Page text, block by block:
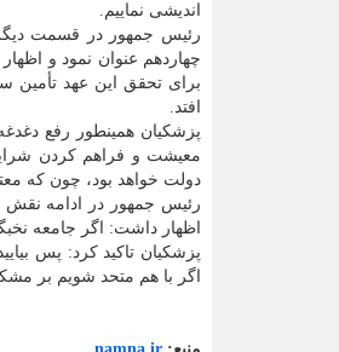
اندیشی نماییم.
رئیس جمهور در قسمت
چهاردهم عنوان نمود و
برای تحقق این عهد تأمین
افتد.
پزشکیان همینطور رفع
معیشت و فراهم کردن
دولت خواهد بود، چون که
رئیس جمهور در ادامه نقش
اظهار داشت: اگر جامعه
پزشکیان تاکید کرد: پس
اگر با هم متحد شویم بر